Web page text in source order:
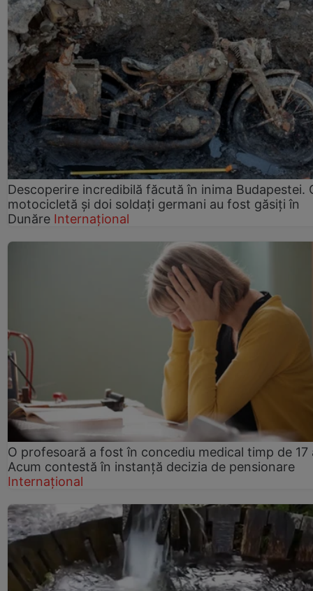
Descoperire incredibilă făcută în inima Budapestei.
motocicletă și doi soldați germani au fost găsiți în
Dunăre Internațional
O profesoară a fost în concediu medical timp de 17
Acum contestă în instanță decizia de pensionare
Internațional